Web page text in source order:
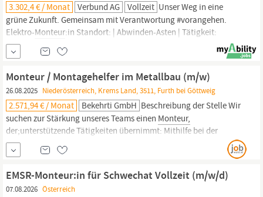
3.302,4 € / Monat Verbund AG Vollzeit Unser Weg in eine
grüne Zukunft. Gemeinsam mit Verantwortung #vorangehen.
Elektro-Monteur:in Standort: | Abwinden-Asten | Tätigkeit:
Vollzeit, Energiewirtschaft Gesellschaft: VERBUND Hydro Power
GmbH Als Österreichs führendes Energieunternehmen setzen wir
wie kaum ein anderer in Europa auf die Kraft von Wasser, Wind
und Sonne.
Monteur / Montagehelfer im Metallbau (m/w)
26.08.2025 Niederösterreich, Krems Land, 3511, Furth bei Göttweig
2.571,94 € / Monat Bekehrti GmbH Beschreibung der Stelle Wir
suchen zur Stärkung unseres Teams einen Monteur,
der;unterstützende Tätigkeiten übernimmt: Mithilfe bei der
Montage von Stahlkonstruktionen wie z.B. Geländer, Handläufe,
Türen, Zäune, etc. (tägliche Heimkehr) Bedienung diverser
Handgeräte: Bohren, Schleifen, Schneide, etc.; Be- & Entladen
des Fahrzeuges
EMSR-Monteur:in für Schwechat Vollzeit (m/w/d)
07.08.2026 Österreich